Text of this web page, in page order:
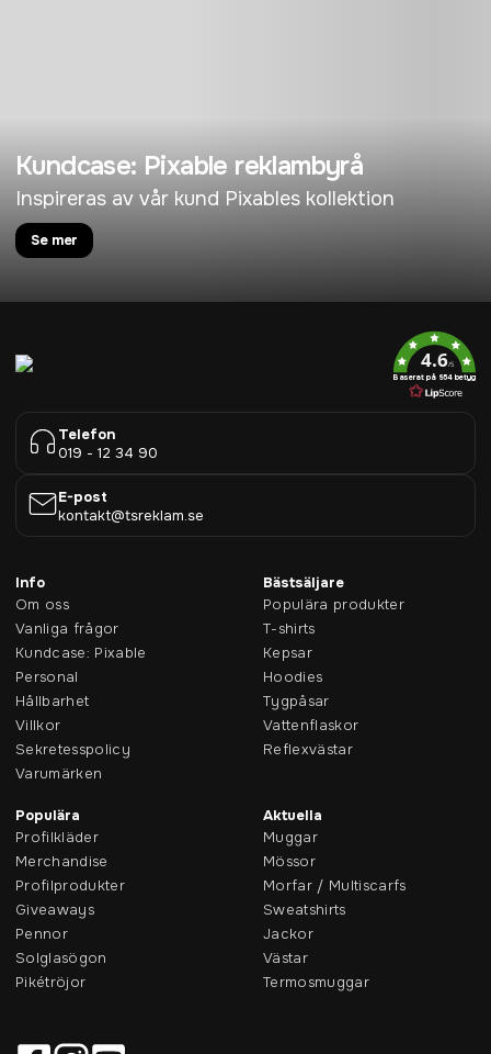
Kundcase: Pixable reklambyrå
Inspireras av vår kund Pixables kollektion
Se mer
4.6/5
Baserat på 954 betyg
Telefon
019 - 12 34 90
E-post
kontakt@tsreklam.se
Info
Om oss
Vanliga frågor
Kundcase: Pixable
Personal
Hållbarhet
Villkor
Sekretesspolicy
Varumärken
Bästsäljare
Populära produkter
T-shirts
Kepsar
Hoodies
Tygpåsar
Vattenflaskor
Reflexvästar
Populära
Profilkläder
Merchandise
Profilprodukter
Giveaways
Pennor
Solglasögon
Pikétröjor
Aktuella
Muggar
Mössor
Morfar / Multiscarfs
Sweatshirts
Jackor
Västar
Termosmuggar